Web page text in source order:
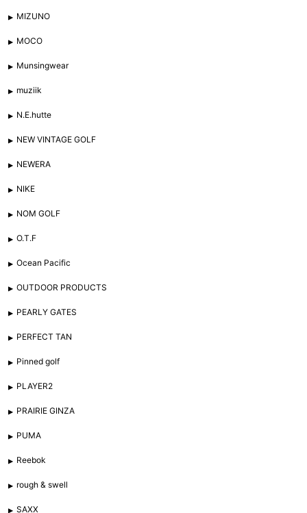
MIZUNO
MOCO
Munsingwear
muziik
N.E.hutte
NEW VINTAGE GOLF
NEWERA
NIKE
NOM GOLF
O.T.F
Ocean Pacific
OUTDOOR PRODUCTS
PEARLY GATES
PERFECT TAN
Pinned golf
PLAYER2
PRAIRIE GINZA
PUMA
Reebok
rough & swell
SAXX